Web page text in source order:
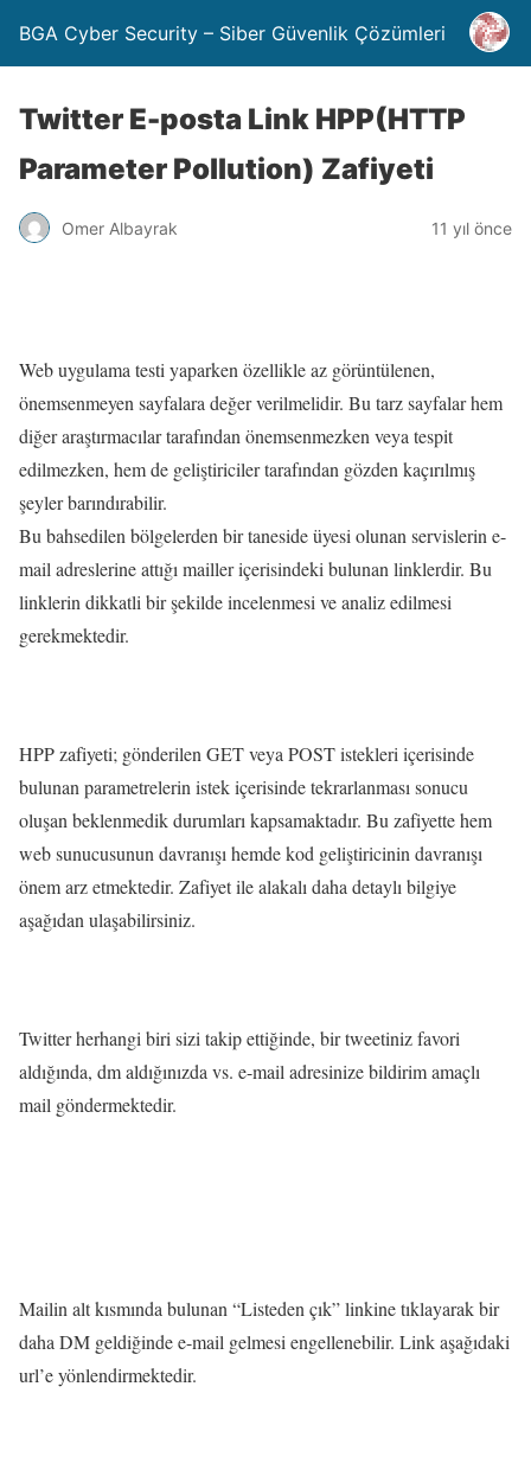
BGA Cyber Security – Siber Güvenlik Çözümleri
Twitter E-posta Link HPP(HTTP
Parameter Pollution) Zafiyeti
Omer Albayrak 11 yıl önce
Web uygulama testi yaparken özellikle az görüntülenen,
önemsenmeyen sayfalara değer verilmelidir. Bu tarz sayfalar hem
diğer araştırmacılar tarafından önemsenmezken veya tespit
edilmezken, hem de geliştiriciler tarafından gözden kaçırılmış
şeyler barındırabilir.
Bu bahsedilen bölgelerden bir taneside üyesi olunan servislerin e-
mail adreslerine attığı mailler içerisindeki bulunan linklerdir. Bu
linklerin dikkatli bir şekilde incelenmesi ve analiz edilmesi
gerekmektedir.
HPP zafiyeti; gönderilen GET veya POST istekleri içerisinde
bulunan parametrelerin istek içerisinde tekrarlanması sonucu
oluşan beklenmedik durumları kapsamaktadır. Bu zafiyette hem
web sunucusunun davranışı hemde kod geliştiricinin davranışı
önem arz etmektedir. Zafiyet ile alakalı daha detaylı bilgiye
aşağıdan ulaşabilirsiniz.
Twitter herhangi biri sizi takip ettiğinde, bir tweetiniz favori
aldığında, dm aldığınızda vs. e-mail adresinize bildirim amaçlı
mail göndermektedir.
Mailin alt kısmında bulunan “Listeden çık” linkine tıklayarak bir
daha DM geldiğinde e-mail gelmesi engellenebilir. Link aşağıdaki
url’e yönlendirmektedir.